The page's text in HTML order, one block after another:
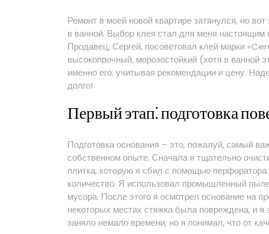
Ремонт в моей новой квартире затянулся, но
в ванной. Выбор клея стал для меня настоящим
Продавец, Сергей, посоветовал клей марки
высокопрочный, морозостойкий (хотя в ванной
именно его, учитывая рекомендации и цену.
долго!
Первый этап⁚ подготовка
Подготовка основания – это, пожалуй, самый
собственном опыте. Сначала я тщательно
плитка, которую я сбил с помощью
количество. Я использовал промышленный
мусора. После этого я осмотрел основание на
некоторых местах стяжка была повреждена, и
заняло немало времени, но я понимал, что от